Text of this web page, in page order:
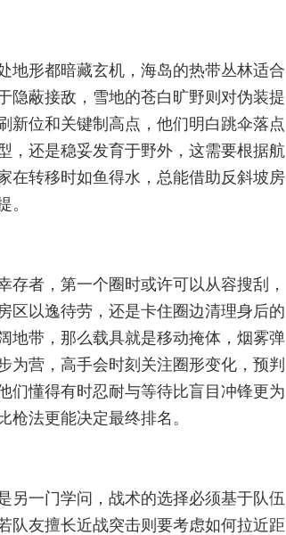
地形都暗藏玄机，海岛的热带丛林适合
隐蔽接敌，雪地的苍白旷野则对伪装提
新位和关键制高点，他们明白跳伞落点
，还是稳妥发育于野外，这需要根据航
在转移时如鱼得水，总能借助反斜坡房
。
者，第一个圈时或许可以从容搜刮，
区以逸待劳，还是卡住圈边清理身后的
地带，那么载具就是移动掩体，烟雾弹
为营，高手会时刻关注圈形变化，预判
们懂得有时忍耐与等待比盲目冲锋更为
法更能决定最终排名。
另一门学问，战术的选择必须基于队伍
队友擅长近战突击则要考虑如何拉近距